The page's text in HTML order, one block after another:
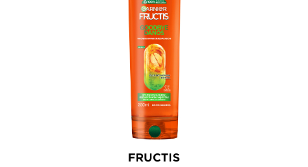
FRUCTIS